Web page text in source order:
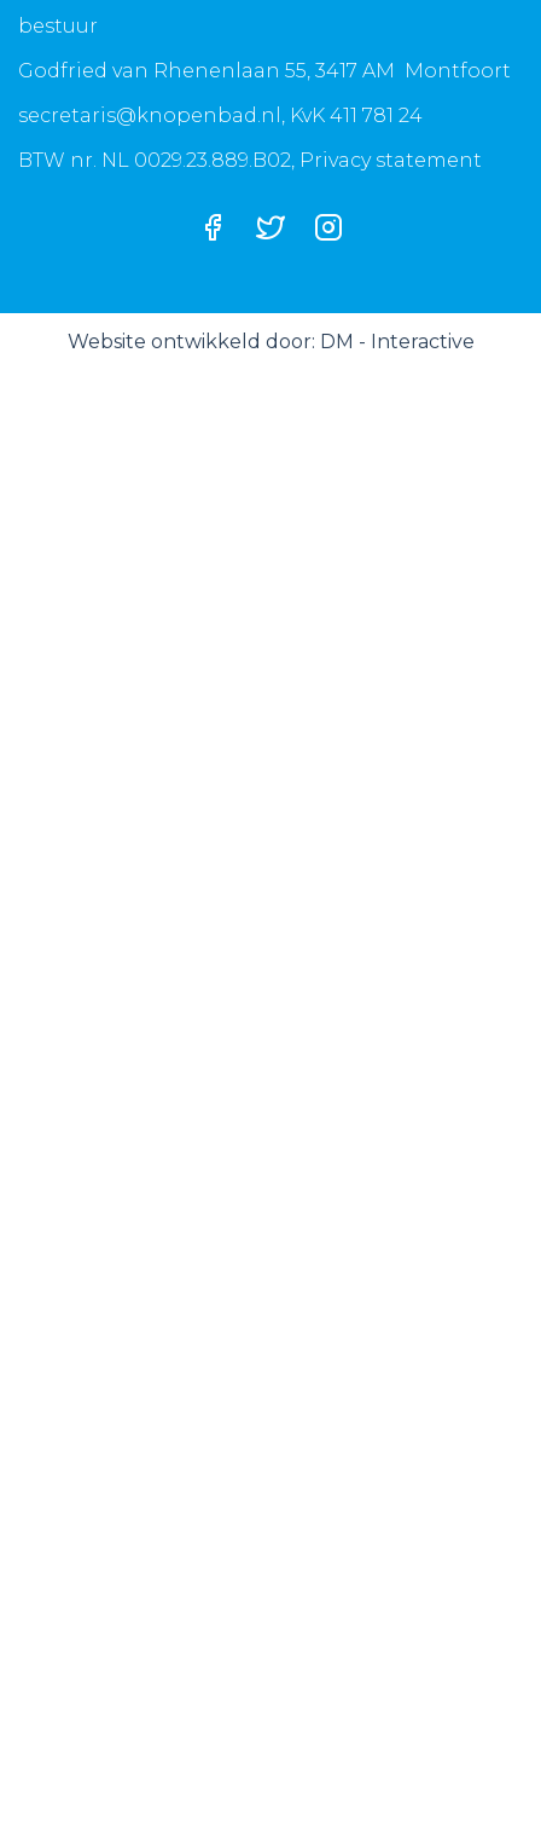
bestuur
Godfried van Rhenenlaan 55, 3417 AM Montfoort
secretaris@knopenbad.nl
, KvK 411 781 24
BTW nr. NL 0029.23.889.B02, Privacy statement
Website ontwikkeld door: DM - Interactive